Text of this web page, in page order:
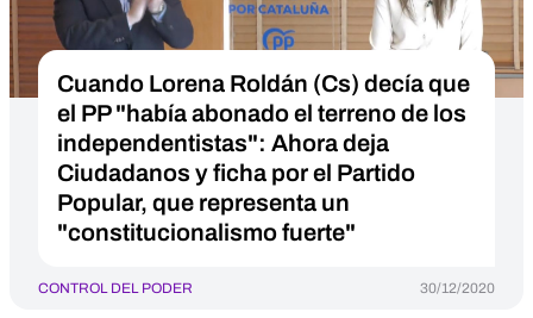
Cuando Lorena Roldán (Cs) decía que
el PP "había abonado el terreno de los
independentistas": Ahora deja
Ciudadanos y ficha por el Partido
Popular, que representa un
"constitucionalismo fuerte"
CONTROL DEL PODER 30/12/2020